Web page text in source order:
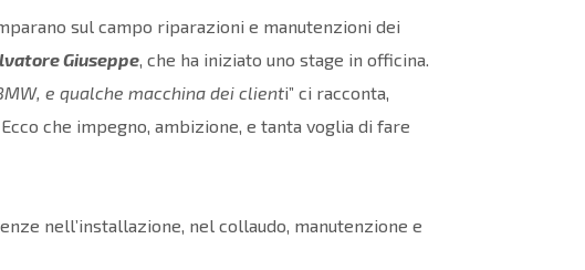
sul campo riparazioni e manutenzioni dei
Giuseppe, che ha iniziato uno stage in officina.
e qualche macchina dei clienti” ci racconta,
Ecco che impegno, ambizione, e tanta voglia di fare
nell’installazione, nel collaudo, manutenzione e